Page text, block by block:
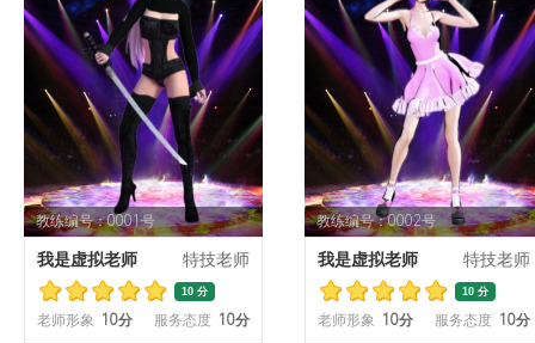
教练编号：0001号
我是虚拟老师 特技老师
10 分
老师形象 10分 服务态度 10分
教练编号：0002号
我是虚拟老师 特技老师
10 分
老师形象 10分 服务态度 10分